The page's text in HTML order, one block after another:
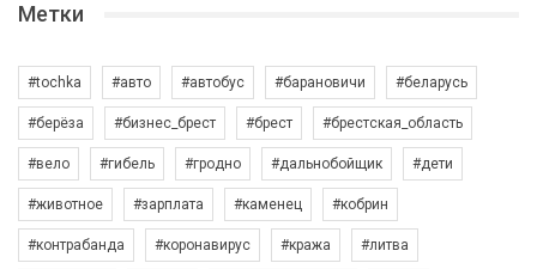
Метки
#tochka #авто #автобус #барановичи #беларусь
#берёза #бизнес_брест #брест #брестская_область
#вело #гибель #гродно #дальнобойщик #дети
#животное #зарплата #каменец #кобрин
#контрабанда #коронавирус #кража #литва